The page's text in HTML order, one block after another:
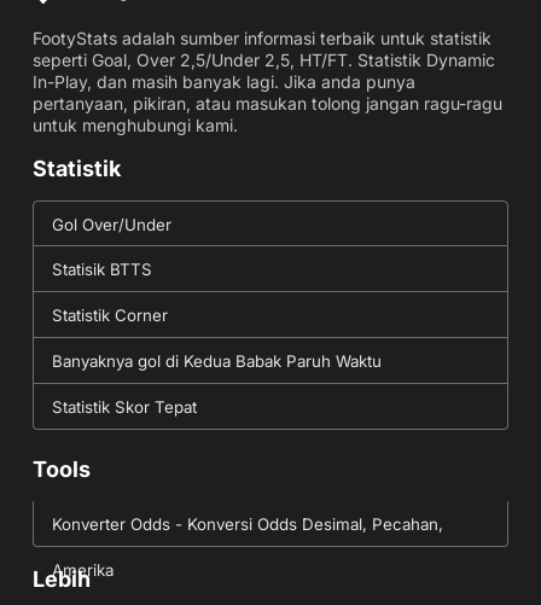
FootyStats adalah sumber informasi terbaik untuk statistik
seperti Goal, Over 2,5/Under 2,5, HT/FT. Statistik Dynamic
In-Play, dan masih banyak lagi. Jika anda punya
pertanyaan, pikiran, atau masukan tolong jangan ragu-ragu
untuk menghubungi kami.
Statistik
Gol Over/Under
Statisik BTTS
Statistik Corner
Banyaknya gol di Kedua Babak Paruh Waktu
Statistik Skor Tepat
Tools
Konverter Odds - Konversi Odds Desimal, Pecahan,
Amerika
Lebih